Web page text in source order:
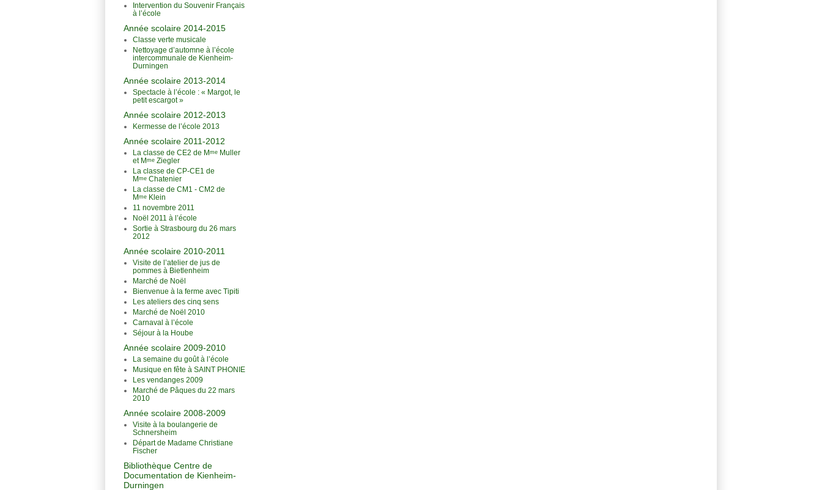
Intervention du Souvenir Français
à l’école
Année scolaire 2014-2015
Classe verte musicale
Nettoyage d’automne à l’école
intercommunale de Kienheim-
Durningen
Année scolaire 2013-2014
Spectacle à l’école : « Margot, le
petit escargot »
Année scolaire 2012-2013
Kermesse de l’école 2013
Année scolaire 2011-2012
La classe de CE2 de M me Muller
et M me Ziegler
La classe de CP-CE1 de
M me Chatenier
La classe de CM1 - CM2 de
M me Klein
11 novembre 2011
Noël 2011 à l’école
Sortie à Strasbourg du 26 mars
2012
Année scolaire 2010-2011
Visite de l’atelier de jus de
pommes à Bietlenheim
Marché de Noël
Bienvenue à la ferme avec Tipiti
Les ateliers des cinq sens
Marché de Noël 2010
Carnaval à l’école
Séjour à la Hoube
Année scolaire 2009-2010
La semaine du goût à l’école
Musique en fête à SAINT PHONIE
Les vendanges 2009
Marché de Pâques du 22 mars
2010
Année scolaire 2008-2009
Visite à la boulangerie de
Schnersheim
Départ de Madame Christiane
Fischer
Bibliothèque Centre de
Documentation de Kienheim-
Durningen